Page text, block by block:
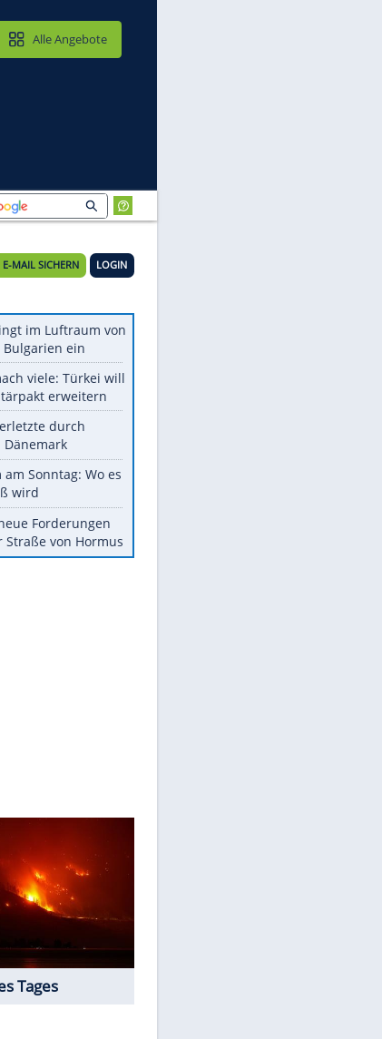
& CLOUD
KOSTENLOSE E-MAIL SICHERN
Meistgelesen
Drohne dringt im Luftraum von
Aus drei mach viele: Türkei will
neuen Militärpakt erweitern
Mehrere Verletzte durch
Schüsse in Dänemark